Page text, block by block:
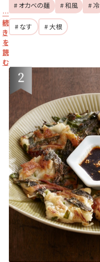
# オカベの麺 # 和風 # 冷
# なす
# 大根
…
続
き
を
読
む